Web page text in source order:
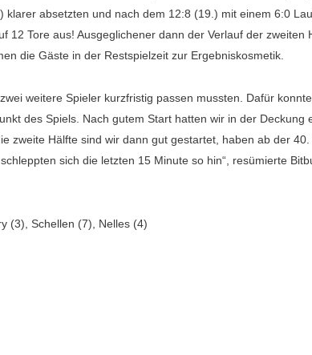
absetzten und nach dem 12:8 (19.) mit einem 6:0
12 Tore aus! Ausgeglichener dann der Verlauf der zweiten
die Gäste in der Restspielzeit zur Ergebniskosmetik.
weitere Spieler kurzfristig passen mussten. Dafür
des Spiels. Nach gutem Start hatten wir in der Deckung
zweite Hälfte sind wir dann gut gestartet, haben ab der 40.
sich die letzten 15 Minute so hin“, resümierte
(3), Schellen (7), Nelles (4)